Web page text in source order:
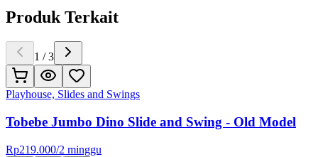
Produk Terkait
1 /3
Playhouse, Slides and Swings
Tobebe Jumbo Dino Slide and Swing - Old Model
Rp219.000/2 minggu